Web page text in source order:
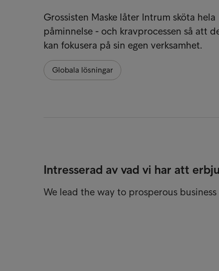
Grossisten Maske låter Intrum sköta hela
påminnelse - och kravprocessen så att
kan fokusera på sin egen verksamhet.
Globala lösningar
Intresserad av vad vi har att
We lead the way to prosperous business